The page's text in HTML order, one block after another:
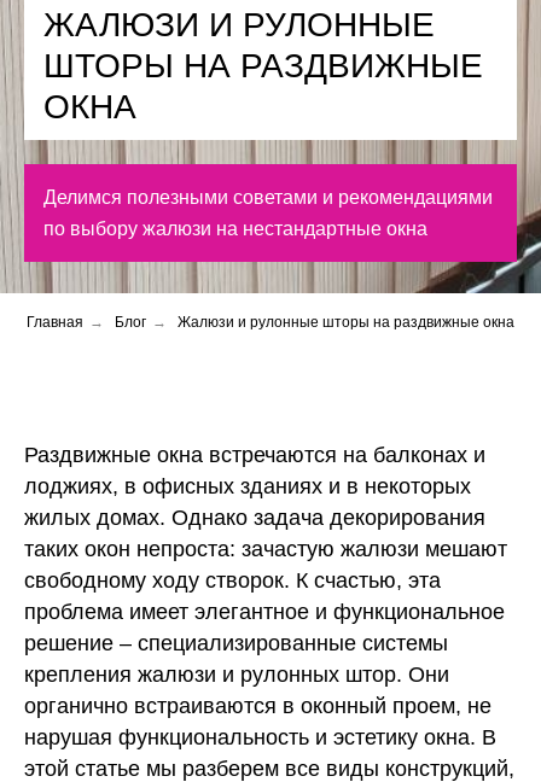
ЖАЛЮЗИ И РУЛОННЫЕ
ШТОРЫ НА РАЗДВИЖНЫЕ
ОКНА
Делимся полезными советами и рекомендациями
по выбору жалюзи на нестандартные окна
Главная → Блог → Жалюзи и рулонные шторы на раздвижные окна
Раздвижные окна встречаются на балконах и
лоджиях, в офисных зданиях и в некоторых
жилых домах. Однако задача декорирования
таких окон непроста: зачастую жалюзи мешают
свободному ходу створок. К счастью, эта
проблема имеет элегантное и функциональное
решение – специализированные системы
крепления жалюзи и рулонных штор. Они
органично встраиваются в оконный проем, не
нарушая функциональность и эстетику окна. В
этой статье мы разберем все виды конструкций,